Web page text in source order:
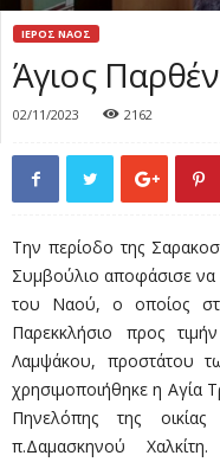
ΙΕΡΟΣ ΝΑΟΣ
Άγιος
02/11/2023 2162
Την περίοδο της
Συμβούλιο αποφάσισε να
του Ναού, ο οποίος
Παρεκκλήσιο προς
Λαμψάκου, προστάτου
χρησιμοποιήθηκε η Αγία
Πηνελόπης της
π.Δαμασκηνού